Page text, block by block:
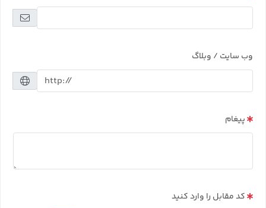
وب سایت / وبلاگ
پیغام
کد مقابل را وارد کنید